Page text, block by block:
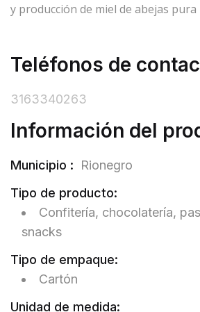
y producción de miel de abejas pura
Teléfonos de
3163340263
Información del
Municipio :
Rionegro
Tipo de producto:
Confitería, chocolatería,
snacks
Tipo de empaque:
Cartón
Unidad de medida: